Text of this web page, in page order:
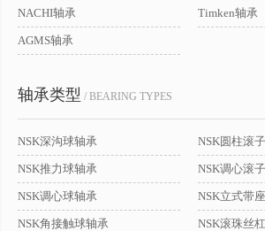
NACHI轴承 Timken轴承
AGMS轴承
轴承类型 / BEARING TYPES
NSK深沟球轴承 NSK圆柱滚
NSK推力球轴承 NSK调心滚
NSK调心球轴承 NSK立式带
NSK角接触球轴承 NSK滚珠丝